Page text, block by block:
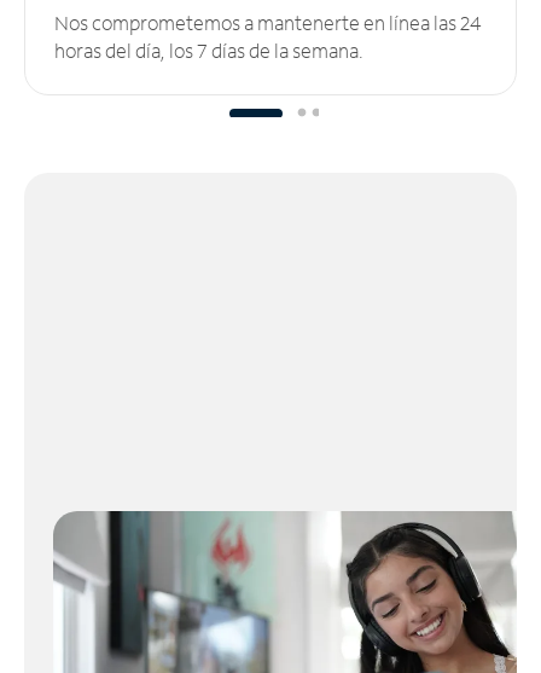
Nos comprometemos a mantenerte en línea las 24
horas del día, los 7 días de la semana.